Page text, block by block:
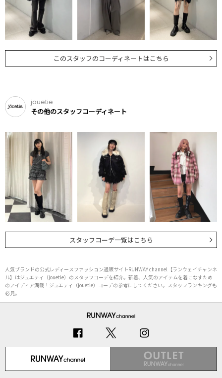
このスタッフのコーディネートはこちら
jouetie
その他のスタッフコーディネート
スタッフコーデ一覧はこちら
人気ブランドの公式レディースファッション通販サイトRUNWAY channel【ランウェイチャンネ
ル】はジュエティ（jouetie）のスタッフコーデを紹介。新着、人気のアイテムを着こなすため
のアイディア満載！ジュエティ（jouetie）コーデの参考にしてください。スタッフランキングも
必見。